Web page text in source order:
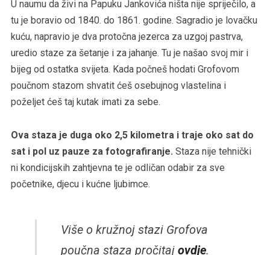
U naumu da živi na Papuku Jankovića ništa nije spriječilo, a
tu je boravio od 1840. do 1861. godine. Sagradio je lovačku
kuću, napravio je dva protočna jezerca za uzgoj pastrva,
uredio staze za šetanje i za jahanje. Tu je našao svoj mir i
bijeg od ostatka svijeta. Kada počneš hodati Grofovom
poučnom stazom shvatit ćeš osebujnog vlastelina i
poželjet ćeš taj kutak imati za sebe.
Ova staza je duga oko 2,5 kilometra i traje oko sat do
sat i pol uz pauze za fotografiranje. Staza nije tehnički
ni kondicijskih zahtjevna te je odličan odabir za sve
početnike, djecu i kućne ljubimce.
Više o kružnoj stazi Grofova
poučna staza pročitaj ovdje.